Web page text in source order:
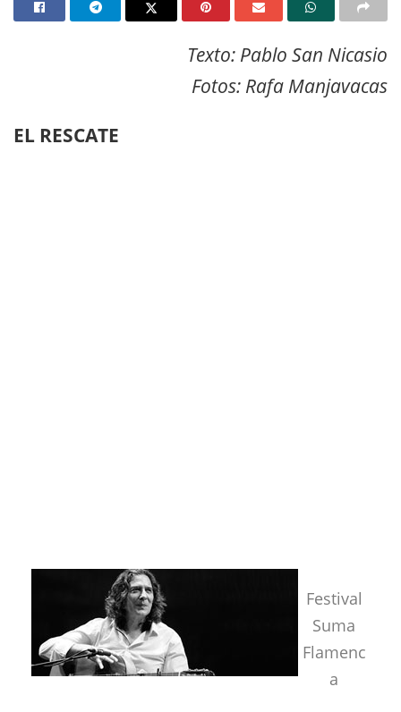
Texto: Pablo San Nicasio
Fotos: Rafa Manjavacas
EL RESCATE
Festival
Suma
Flamenc
a